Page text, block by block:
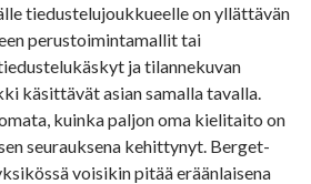
tiedustelujoukkueelle on yllättävän
perustoimintamallit tai
ja tilannekuvan
käsittävät asian samalla tavalla.
kuinka paljon oma kielitaito on
seurauksena kehittynyt. Berget-
voisikin pitää eräänlaisena